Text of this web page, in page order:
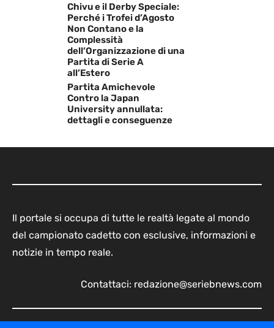
Chivu e il Derby Speciale:
Perché i Trofei d’Agosto
Non Contano e la
Complessità
dell’Organizzazione di una
Partita di Serie A
all’Estero
Partita Amichevole
Contro la Japan
University annullata:
dettagli e conseguenze
Il portale si occupa di tutte le realtà legate al mondo
del campionato cadetto con esclusive, informazioni e
notizie in tempo reale.
Contattaci: redazione@seriebnews.com